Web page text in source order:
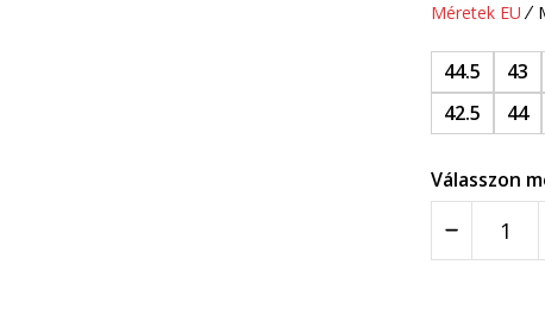
Méretek EU
44.5 43
42.5
44
Válasszon